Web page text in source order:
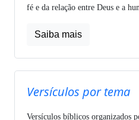
fé e da relação entre Deus e a
Saiba mais
Versículos por tema
Versículos bíblicos organizados